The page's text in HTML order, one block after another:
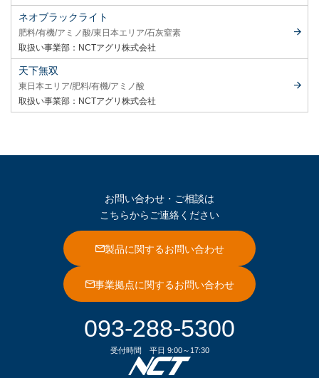
ネオブラックライト
肥料 有機 アミノ酸 東日本エリア 石灰窒素
取扱い事業部： NCTアグリ株式会社
天下無双
東日本エリア 肥料 有機 アミノ酸
取扱い事業部： NCTアグリ株式会社
お問い合わせ・ご相談は
こちらからご連絡ください
製品に関するお問い合わせ
事業拠点に関するお問い合わせ
093-288-5300
受付時間 平日 9:00～17:30